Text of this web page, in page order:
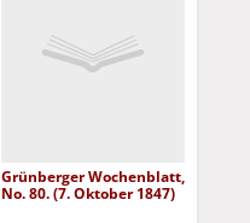
Grünberger Wochenblatt,
No. 80. (7. Oktober 1847)